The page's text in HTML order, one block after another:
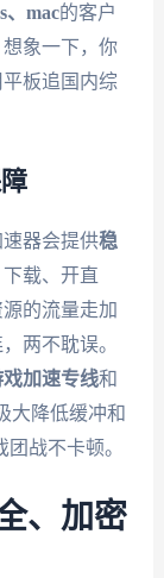
、mac的客户
想象一下，你
板追国内综
器会提供稳
载、开直
的流量走加
两不耽误。
加速专线和
大降低缓冲和
战不卡顿。
、加密